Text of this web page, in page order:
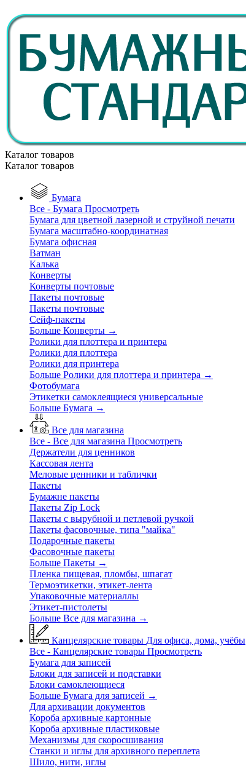
Каталог товаров
Каталог товаров
Бумага
Все - Бумага Просмотреть
Бумага для цветной лазерной и струйной печати
Бумага масштабно-координатная
Бумага офисная
Ватман
Калька
Конверты
Конверты почтовые
Пакеты почтовые
Пакеты почтовые
Сейф-пакеты
Больше Конверты →
Ролики для плоттера и принтера
Ролики для плоттера
Ролики для принтера
Больше Ролики для плоттера и принтера →
Фотобумага
Этикетки самоклеящиеся универсальные
Больше Бумага →
Все для магазина
Все - Все для магазина Просмотреть
Держатели для ценников
Кассовая лента
Меловые ценники и таблички
Пакеты
Бумажне пакеты
Пакеты Zip Lock
Пакеты с вырубной и петлевой ручкой
Пакеты фасовочные, типа "майка"
Подарочные пакеты
Фасовочные пакеты
Больше Пакеты →
Пленка пищевая, пломбы, шпагат
Термоэтикетки, этикет-лента
Упаковочные материаллы
Этикет-пистолеты
Больше Все для магазина →
Канцелярские товары Для офиса, дома, учёбы
Все - Канцелярские товары Просмотреть
Бумага для записей
Блоки для записей и подставки
Блоки самоклеющиеся
Больше Бумага для записей →
Для архивации документов
Короба архивные картонные
Короба архивные пластиковые
Механизмы для скоросшивания
Станки и иглы для архивного переплета
Шило, нити, иглы